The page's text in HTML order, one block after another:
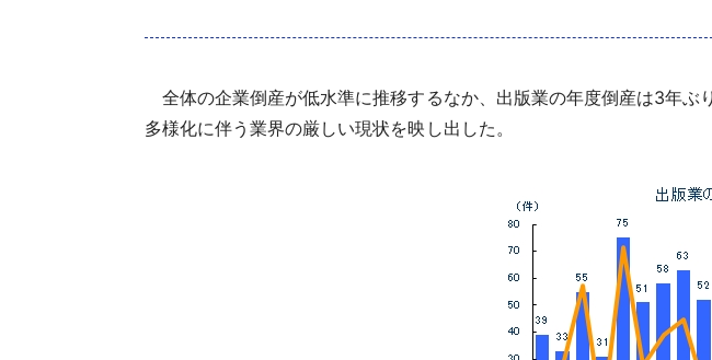
全体の企業倒産が低水準に推移するなか、出版業の年度倒産は3年
多様化に伴う業界の厳しい現状を映し出した。